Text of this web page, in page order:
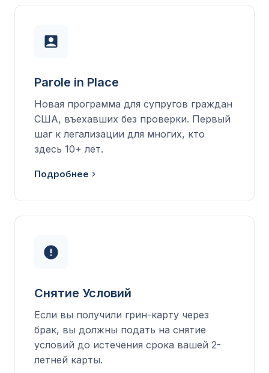
Parole in Place
Новая программа для супругов граждан
США, въехавших без проверки. Первый
шаг к легализации для многих, кто
здесь 10+ лет.
Подробнее
Снятие Условий
Если вы получили грин-карту через
брак, вы должны подать на снятие
условий до истечения срока вашей 2-
летней карты.